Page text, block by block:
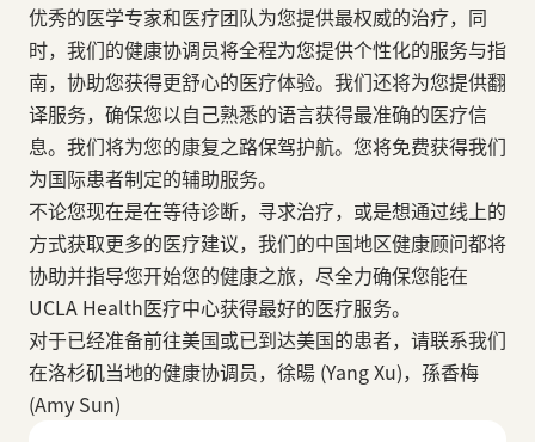
优秀的医学专家和医疗团队为您提供最权威的治疗，同
时，我们的健康协调员将全程为您提供个性化的服务与指
南，协助您获得更舒心的医疗体验。我们还将为您提供翻
译服务，确保您以自己熟悉的语言获得最准确的医疗信
息。我们将为您的康复之路保驾护航。您将免费获得我们
为国际患者制定的辅助服务。
不论您现在是在等待诊断，寻求治疗，或是想通过线上的
方式获取更多的医疗建议，我们的中国地区健康顾问都将
协助并指导您开始您的健康之旅，尽全力确保您能在
UCLA Health医疗中心获得最好的医疗服务。
对于已经准备前往美国或已到达美国的患者，请联系我们
在洛杉矶当地的健康协调员，徐暘 (Yang Xu)，孫香梅
(Amy Sun)